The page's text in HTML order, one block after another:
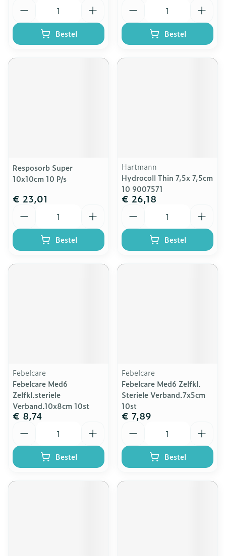
Bestel Bestel
Resposorb Super
10x10cm 10 P/s
€ 23,01
Bestel
Hartmann
Hydrocoll Thin 7,5x 7,5cm
10 9007571
€ 26,18
Bestel
Febelcare
Febelcare Med6
Zelfkl.steriele
Verband.10x8cm 10st
€ 8,74
Bestel
Febelcare
Febelcare Med6 Zelfkl.
Steriele Verband.7x5cm
10st
€ 7,89
Bestel